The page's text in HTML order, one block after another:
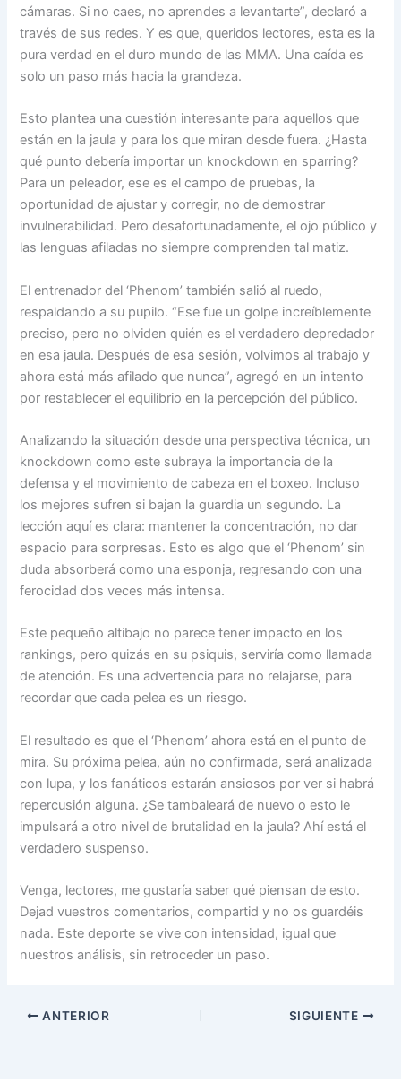
cámaras. Si no caes, no aprendes a levantarte”, declaró a
través de sus redes. Y es que, queridos lectores, esta es la
pura verdad en el duro mundo de las MMA. Una caída es
solo un paso más hacia la grandeza.
Esto plantea una cuestión interesante para aquellos que
están en la jaula y para los que miran desde fuera. ¿Hasta
qué punto debería importar un knockdown en sparring?
Para un peleador, ese es el campo de pruebas, la
oportunidad de ajustar y corregir, no de demostrar
invulnerabilidad. Pero desafortunadamente, el ojo público y
las lenguas afiladas no siempre comprenden tal matiz.
El entrenador del ‘Phenom’ también salió al ruedo,
respaldando a su pupilo. “Ese fue un golpe increíblemente
preciso, pero no olviden quién es el verdadero depredador
en esa jaula. Después de esa sesión, volvimos al trabajo y
ahora está más afilado que nunca”, agregó en un intento
por restablecer el equilibrio en la percepción del público.
Analizando la situación desde una perspectiva técnica, un
knockdown como este subraya la importancia de la
defensa y el movimiento de cabeza en el boxeo. Incluso
los mejores sufren si bajan la guardia un segundo. La
lección aquí es clara: mantener la concentración, no dar
espacio para sorpresas. Esto es algo que el ‘Phenom’ sin
duda absorberá como una esponja, regresando con una
ferocidad dos veces más intensa.
Este pequeño altibajo no parece tener impacto en los
rankings, pero quizás en su psiquis, serviría como llamada
de atención. Es una advertencia para no relajarse, para
recordar que cada pelea es un riesgo.
El resultado es que el ‘Phenom’ ahora está en el punto de
mira. Su próxima pelea, aún no confirmada, será analizada
con lupa, y los fanáticos estarán ansiosos por ver si habrá
repercusión alguna. ¿Se tambaleará de nuevo o esto le
impulsará a otro nivel de brutalidad en la jaula? Ahí está el
verdadero suspenso.
Venga, lectores, me gustaría saber qué piensan de esto.
Dejad vuestros comentarios, compartid y no os guardéis
nada. Este deporte se vive con intensidad, igual que
nuestros análisis, sin retroceder un paso.
ANTERIOR SIGUIENTE